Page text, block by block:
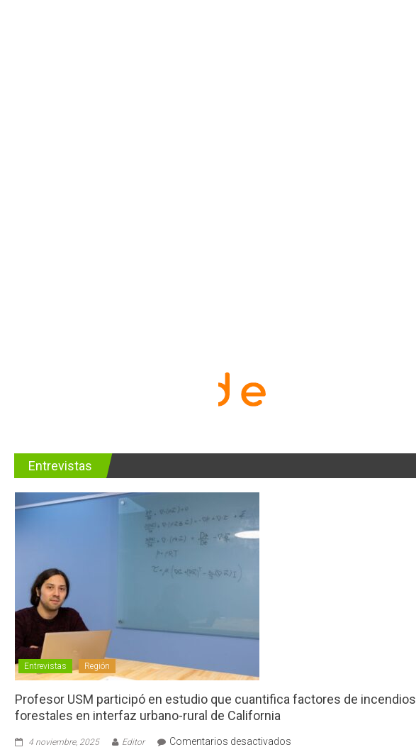
Entrevistas
Entrevistas Región
Profesor USM participó en estudio que cuantifica factores de incendios
forestales en interfaz urbano-rural de California
4 noviembre, 2025 Editor Comentarios desactivadosen